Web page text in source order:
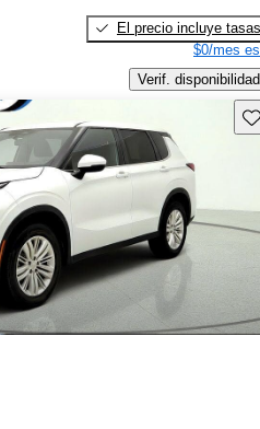
El precio incluye tasas
$0/mes
Verif. disponibilidad